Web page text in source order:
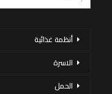
أنظمة غذائية
الاسرة
الحمل